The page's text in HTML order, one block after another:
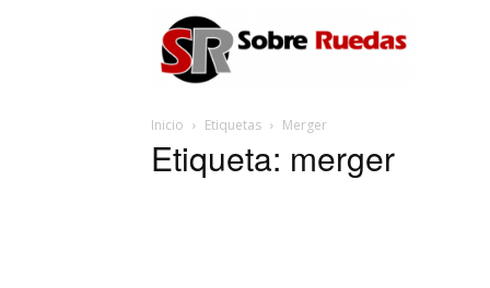
Inicio Etiquetas Merger
Etiqueta: merger